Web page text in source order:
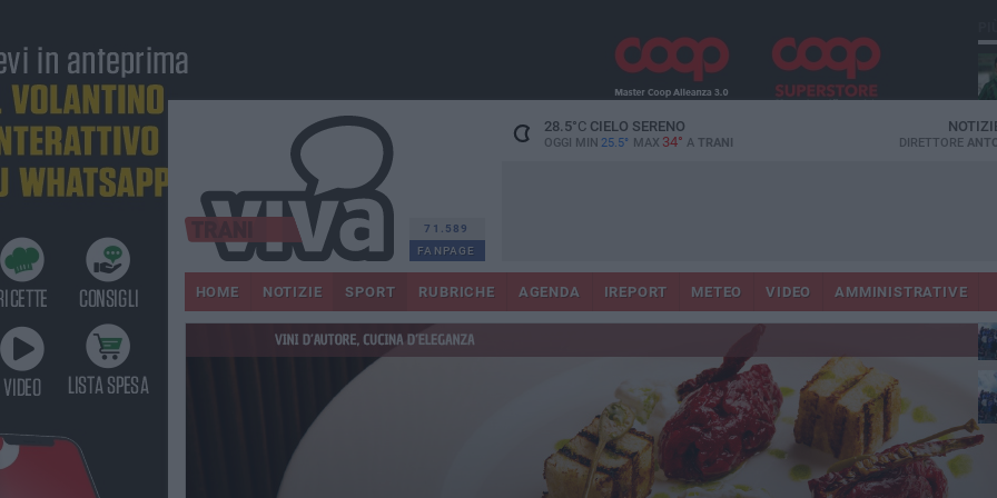
71.589
FANPAGE
28.5°CCIELO SERENO
OGGI MIN 25.5° MAX 34° A TRANI DIRETTORE
HOME NOTIZIE SPORT RUBRICHE AGENDA IREPORT METEO VIDEO AMMINISTRATIVE